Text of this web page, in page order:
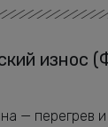
износ
— перегрев